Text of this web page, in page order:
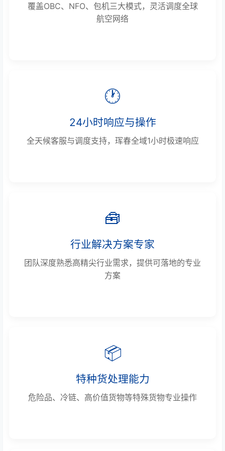
覆盖OBC、NFO、包机三大模式，灵活调度全球
航空网络
🕐
24小时响应与操作
全天候客服与调度支持，珲春全域1小时极速响应
🧰
行业解决方案专家
团队深度熟悉高精尖行业需求，提供可落地的专业
方案
📦
特种货处理能力
危险品、冷链、高价值货物等特殊货物专业操作